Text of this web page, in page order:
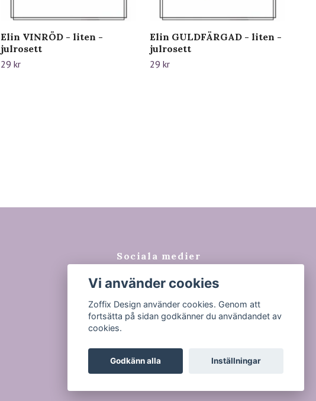
Elin VINRÖD - liten -
julrosett
29 kr
Elin GULDFÄRGAD - liten -
julrosett
29 kr
Sociala medier
Facebook
Instagram
Tiktok
Vi använder cookies
Zoffix Design använder cookies. Genom att
fortsätta på sidan godkänner du användandet av
cookies.
Godkänn alla Inställningar